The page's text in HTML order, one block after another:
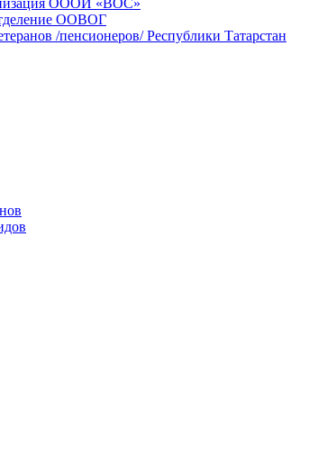
ОООИ «ВОС»
ООВОГ
/пенсионеров/ Республики Татарстан